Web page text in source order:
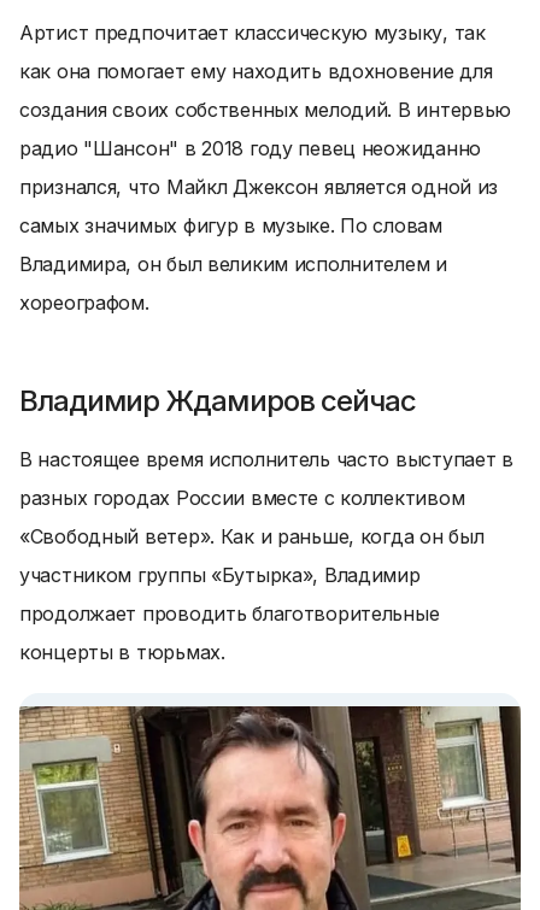
Артист предпочитает классическую музыку, так
как она помогает ему находить вдохновение для
создания своих собственных мелодий. В интервью
радио "Шансон" в 2018 году певец неожиданно
признался, что Майкл Джексон является одной из
самых значимых фигур в музыке. По словам
Владимира, он был великим исполнителем и
хореографом.
Владимир Ждамиров сейчас
В настоящее время исполнитель часто выступает в
разных городах России вместе с коллективом
«Свободный ветер». Как и раньше, когда он был
участником группы «Бутырка», Владимир
продолжает проводить благотворительные
концерты в тюрьмах.